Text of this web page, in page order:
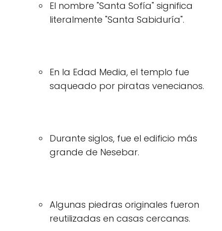
El nombre "Santa Sofía" significa
literalmente "Santa Sabiduría".
En la Edad Media, el templo fue
saqueado por piratas venecianos.
Durante siglos, fue el edificio más
grande de Nesebar.
Algunas piedras originales fueron
reutilizadas en casas cercanas.